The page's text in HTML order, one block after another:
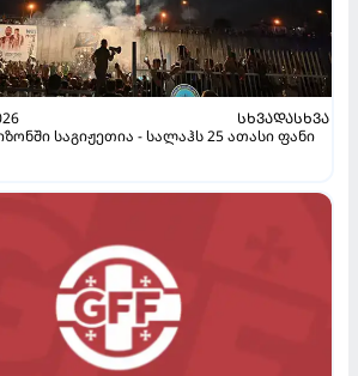
ᲡᲮᲕᲐᲓᲐᲡᲮᲕᲐ
საგიჟეთია - სალაჰს 25 ათასი ფანი